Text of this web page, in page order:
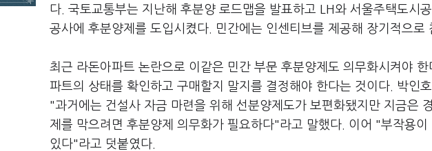
다. 국토교통부는 지난해 후분양 로드맵을 발표하고 LH와 서울주택도시
공사에 후분양제를 도입시켰다. 민간에는 인센티브를 제공해 장기적으로
최근 라돈아파트 논란으로 이같은 민간 부문 후분양제도 의무화시켜야
파트의 상태를 확인하고 구매할지 말지를 결정해야 한다는 것이다. 박인
"과거에는 건설사 자금 마련을 위해 선분양제도가 보편화됐지만 지금은
제를 막으려면 후분양제 의무화가 필요하다"라고 말했다. 이어 "부작용
있다"라고 덧붙였다.